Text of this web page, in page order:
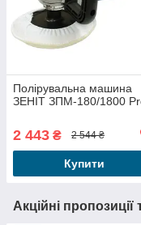
Полірувальна машина
ЗЕНІТ ЗПМ-180/1800
2 443 ₴ 2 544 ₴
Купити
Акційні